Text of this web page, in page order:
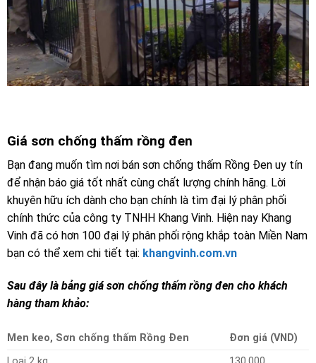
Giá sơn chống thấm rồng đen
Bạn đang muốn tìm nơi bán sơn chống thấm Rồng Đen uy tín
để nhận báo giá tốt nhất cùng chất lượng chính hãng. Lời
khuyên hữu ích dành cho bạn chính là tìm đại lý phân phối
chính thức của công ty TNHH Khang Vinh. Hiện nay Khang
Vinh đã có hơn 100 đại lý phân phối rộng khắp toàn Miền Nam
bạn có thể xem chi tiết tại: khangvinh.com.vn
Sau đây là bảng giá sơn chống thấm rồng đen cho khách
hàng tham khảo:
Men keo, Sơn chống thấm Rồng Đen
Đơn giá (VND)